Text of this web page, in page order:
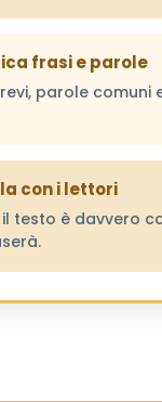
frasi e parole
parole comuni
con i lettori
testo è davvero